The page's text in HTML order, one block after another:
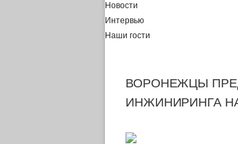
Новости
Интервью
Наши гости
ВОРОНЕЖЦЫ
ИНЖИНИРИНГА